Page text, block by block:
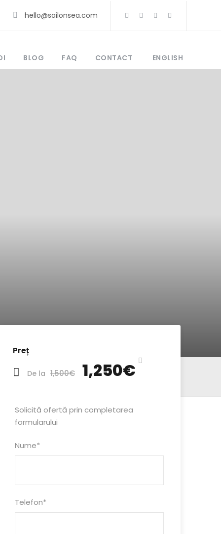
hello@sailonsea.com
BLOG FAQ CONTACT ENGLISH
Preț
De la 1,500€ 1,250€
Solicită ofertă prin completarea
formularului
Nume*
Telefon*